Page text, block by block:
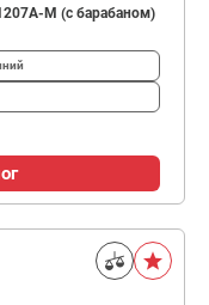
M (с барабаном)